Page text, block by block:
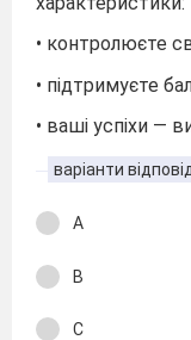
• контролюєте
• підтримуєте
• ваші успіхи —
варіанти
А
В
С